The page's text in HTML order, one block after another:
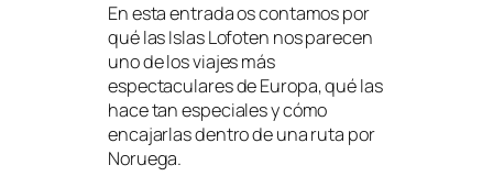
En esta entrada os contamos por
qué las Islas Lofoten nos parecen
uno de los viajes más
espectaculares de Europa, qué las
hace tan especiales y cómo
encajarlas dentro de una ruta por
Noruega.